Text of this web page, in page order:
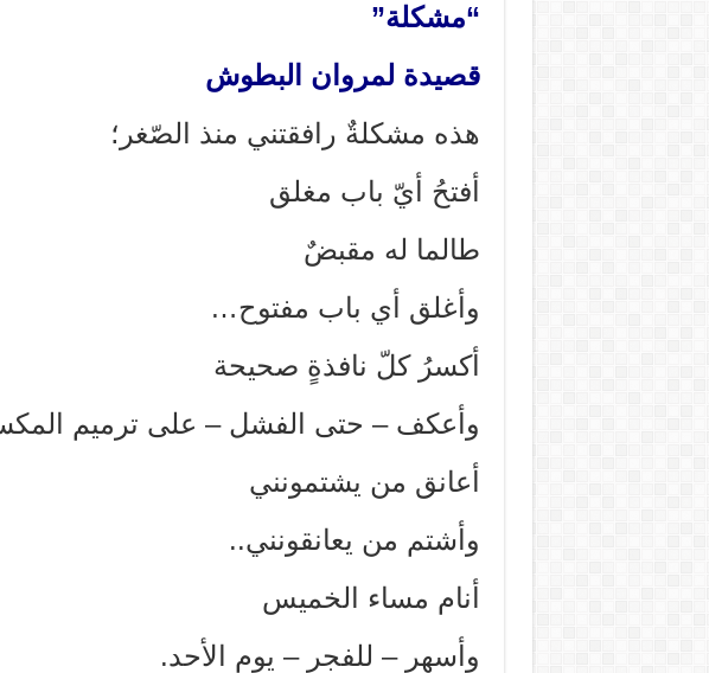
“مشكلة”
قصيدة لمروان البطوش
هذه مشكلةٌ رافقتني منذ الصّغر؛
أفتحُ أيّ باب مغلق
طالما له مقبضٌ
وأغلق أي باب مفتوح…
أكسرُ كلّ نافذةٍ صحيحة
وأعكف – حتى الفشل – على ترميم
أعانق من يشتمونني
وأشتم من يعانقونني..
أنام مساء الخميس
وأسهر – للفجر – يوم الأحد.